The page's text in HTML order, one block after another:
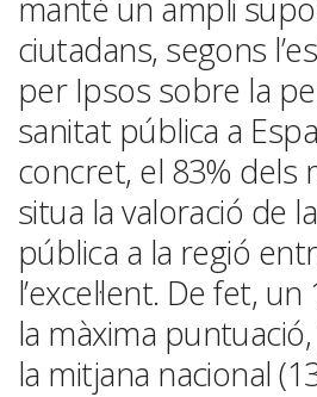
ciutadans, segons
per Ipsos sobre la
sanitat pública a
concret, el 83% dels
situa la valoració de
pública a la regió
l’excel·lent. De fet,
la màxima
la mitjana nacional